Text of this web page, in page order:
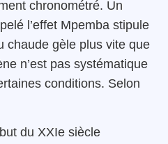
chronométré. Un
l’effet Mpemba stipule
chaude gèle plus vite que
n’est pas systématique
conditions. Selon
du XXIe siècle